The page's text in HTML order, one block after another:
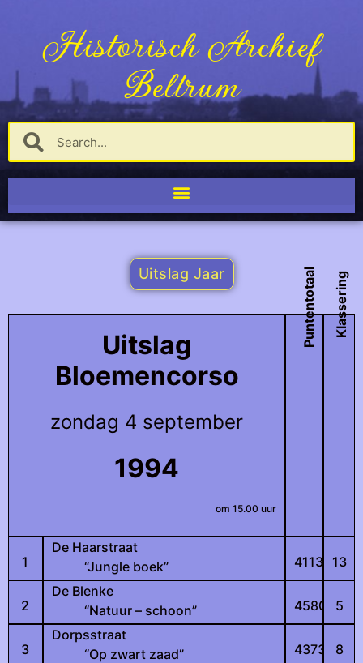
Historisch Archief
Beltrum
Uitslag Jaar
Uitslag
Bloemencorso
zondag 4 september
1994
om 15.00 uur
Puntentotaal Klassering
1
De Haarstraat
“Jungle boek”
4113 13
2
De Blenke
“Natuur – schoon”
4580 5
3
Dorpsstraat
“Op zwart zaad”
4373 8